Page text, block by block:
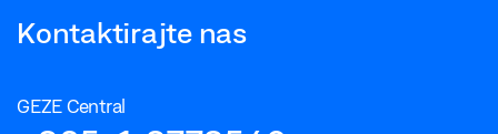
Kontaktirajte nas
GEZE Central